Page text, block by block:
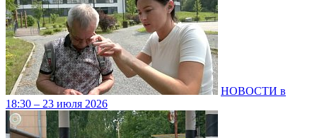
НОВОСТИ в
18:30 – 23 июля 2026